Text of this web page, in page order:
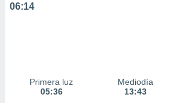
06:14
Primera luz
05:36
Mediodía
13:43